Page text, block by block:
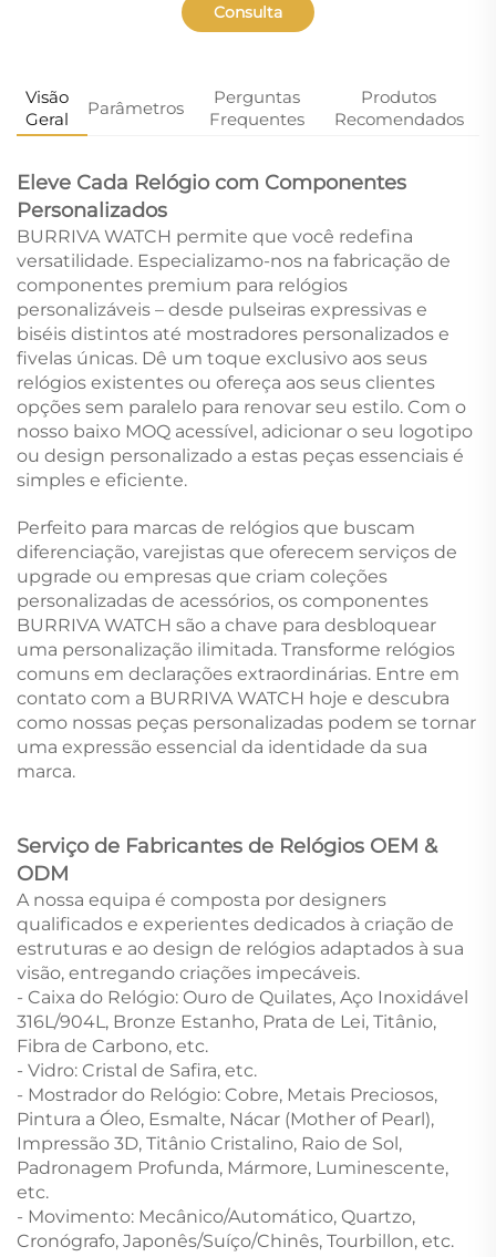
Consulta
Visão
Geral
Parâmetros
Perguntas
Frequentes
Produtos
Recomendados
Eleve Cada Relógio com Componentes
Personalizados
BURRIVA WATCH permite que você redefina
versatilidade. Especializamo-nos na fabricação de
componentes premium para relógios
personalizáveis – desde pulseiras expressivas e
biséis distintos até mostradores personalizados e
fivelas únicas. Dê um toque exclusivo aos seus
relógios existentes ou ofereça aos seus clientes
opções sem paralelo para renovar seu estilo. Com o
nosso baixo MOQ acessível, adicionar o seu logotipo
ou design personalizado a estas peças essenciais é
simples e eficiente.
Perfeito para marcas de relógios que buscam
diferenciação, varejistas que oferecem serviços de
upgrade ou empresas que criam coleções
personalizadas de acessórios, os componentes
BURRIVA WATCH são a chave para desbloquear
uma personalização ilimitada. Transforme relógios
comuns em declarações extraordinárias. Entre em
contato com a BURRIVA WATCH hoje e descubra
como nossas peças personalizadas podem se tornar
uma expressão essencial da identidade da sua
marca.
Serviço de Fabricantes de Relógios OEM &
ODM
A nossa equipa é composta por designers
qualificados e experientes dedicados à criação de
estruturas e ao design de relógios adaptados à sua
visão, entregando criações impecáveis.
- Caixa do Relógio: Ouro de Quilates, Aço Inoxidável
316L/904L, Bronze Estanho, Prata de Lei, Titânio,
Fibra de Carbono, etc.
- Vidro: Cristal de Safira, etc.
- Mostrador do Relógio: Cobre, Metais Preciosos,
Pintura a Óleo, Esmalte, Nácar (Mother of Pearl),
Impressão 3D, Titânio Cristalino, Raio de Sol,
Padronagem Profunda, Mármore, Luminescente,
etc.
- Movimento: Mecânico/Automático, Quartzo,
Cronógrafo, Japonês/Suíço/Chinês, Tourbillon, etc.